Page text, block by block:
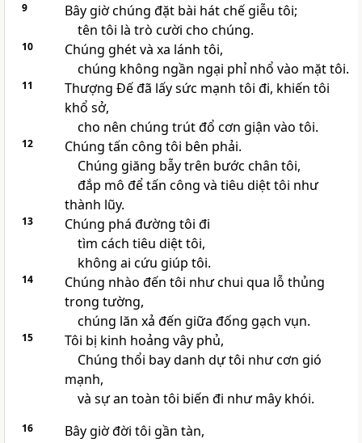
9
Bây giờ chúng đặt bài hát chế giễu tôi;
tên tôi là trò cười cho chúng.
10
Chúng ghét và xa lánh tôi,
chúng không ngần ngại phỉ nhổ vào mặt tôi.
11
Thượng Đế đã lấy sức mạnh tôi đi, khiến tôi
khổ sở,
cho nên chúng trút đổ cơn giận vào tôi.
12
Chúng tấn công tôi bên phải.
Chúng giăng bẫy trên bước chân tôi,
đắp mô để tấn công và tiêu diệt tôi như
thành lũy.
13
Chúng phá đường tôi đi
tìm cách tiêu diệt tôi,
không ai cứu giúp tôi.
14
Chúng nhào đến tôi như chui qua lỗ thủng
trong tường,
chúng lăn xả đến giữa đống gạch vụn.
15
Tôi bị kinh hoảng vây phủ,
Chúng thổi bay danh dự tôi như cơn gió
mạnh,
và sự an toàn tôi biến đi như mây khói.
16
Bây giờ đời tôi gần tàn,